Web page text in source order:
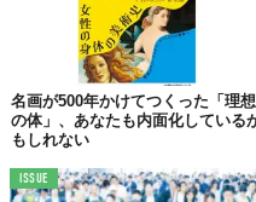
21年間分
名画が500年かけてつくった「理想
の体」、あなたも内面化している
もしれない
ISSUE